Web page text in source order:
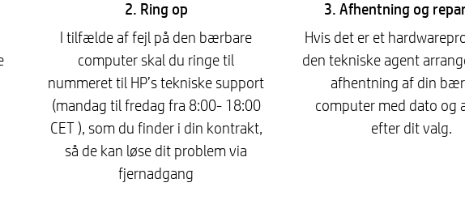
2. Ring op
I tilfælde af fejl på den bærbare
computer skal du ringe til
nummeret til HP’s tekniske support
(mandag til fredag ​​fra 8:00- 18:00
CET ), som du finder i din kontrakt,
så de kan løse dit problem via
fjernadgang
3. Afhentning og
Hvis det er et
den tekniske agent
afhentning af din
computer med dato og
efter dit valg.